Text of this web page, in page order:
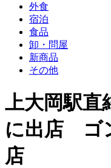
外食
宿泊
食品
卸・問屋
新商品
その他
上大岡駅直
に出店 ゴ
店